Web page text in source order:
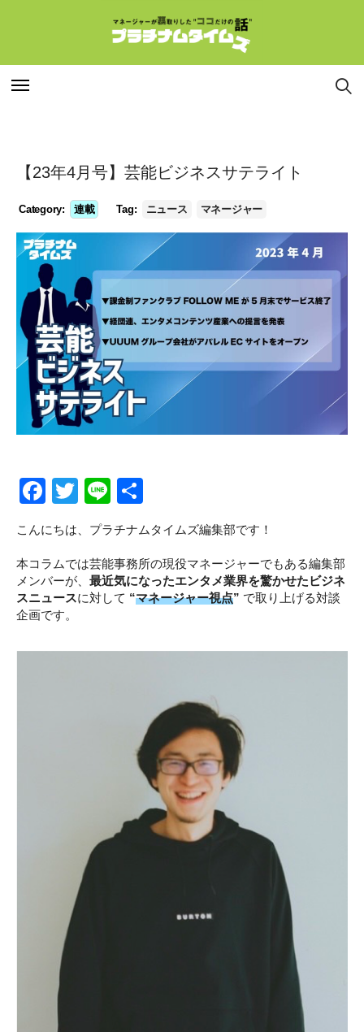
連載
インタビュー
マネージャー
コラム
連載
インタビュー
マネージャー
コラム
【23年4月号】芸能ビジネスサテライト
Category: 連載 Tag: ニュース マネージャー
F
a
c
e
b
o
o
T
wi
tt
er
Li
n
e
h
ar
e
こんにちは、プラチナムタイムズ編集部です！
本コラムでは芸能事務所の現役マネージャーでもある編集部
メンバーが、 最近気になったエンタメ業界を驚かせたビジネ
スニュースに対して “マネージャー視点” で取り上げる対談
企画です。